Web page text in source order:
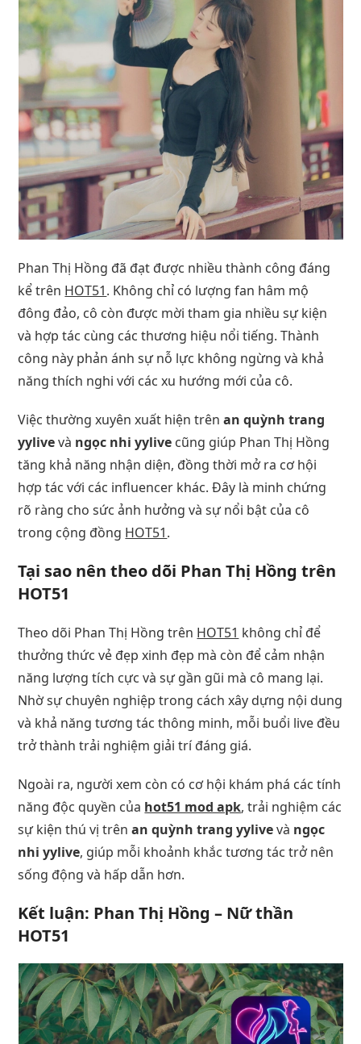
Phan Thị Hồng đã đạt được nhiều thành công đáng
kể trên HOT51. Không chỉ có lượng fan hâm mộ
đông đảo, cô còn được mời tham gia nhiều sự kiện
và hợp tác cùng các thương hiệu nổi tiếng. Thành
công này phản ánh sự nỗ lực không ngừng và khả
năng thích nghi với các xu hướng mới của cô.
Việc thường xuyên xuất hiện trênan quỳnh trang
yylivevà ngọc nhi yylive cũng giúp Phan Thị Hồng
tăng khả năng nhận diện, đồng thời mở ra cơ hội
hợp tác với các influencer khác. Đây là minh chứng
rõ ràng cho sức ảnh hưởng và sự nổi bật của cô
trong cộng đồng HOT51.
Tại sao nên theo dõi Phan Thị Hồng trên
HOT51
Theo dõi Phan Thị Hồng trên HOT51 không chỉ để
thưởng thức vẻ đẹp xinh đẹp mà còn để cảm nhận
năng lượng tích cực và sự gần gũi mà cô mang lại.
Nhờ sự chuyên nghiệp trong cách xây dựng nội dung
và khả năng tương tác thông minh, mỗi buổi live đều
trở thành trải nghiệm giải trí đáng giá.
Ngoài ra, người xem còn có cơ hội khám phá các tính
năng độc quyền của hot51 mod apk, trải nghiệm các
sự kiện thú vị trênan quỳnh trang yylivevà ngọc
nhi yylive, giúp mỗi khoảnh khắc tương tác trở nên
sống động và hấp dẫn hơn.
Kết luận: Phan Thị Hồng – Nữ thần
HOT51